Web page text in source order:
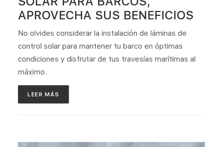
APROVECHA SUS BENEFICIOS
No olvides considerar la instalación de láminas de
control solar para mantener tu barco en óptimas
condiciones y disfrutar de tus travesías marítimas al
máximo.
LEER MÁS